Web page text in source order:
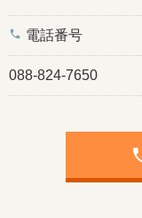
phone 電話番号
088-824-7650